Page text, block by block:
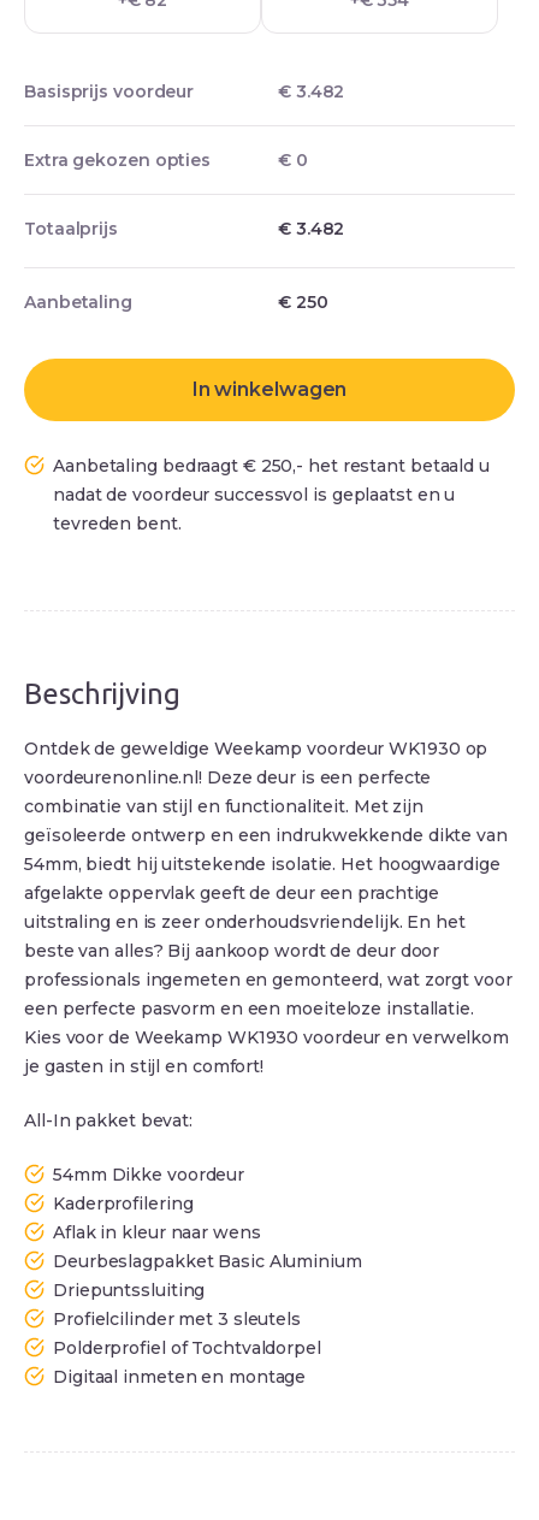
Basisprijs voordeur € 3.482
Extra gekozen opties € 0
Totaalprijs € 3.482
Aanbetaling €250
In winkelwagen
Aanbetaling bedraagt € 250,- het restant betaald u
nadat de voordeur successvol is geplaatst en u
tevreden bent.
Beschrijving
Ontdek de geweldige Weekamp voordeur WK1930 op
voordeurenonline.nl! Deze deur is een perfecte
combinatie van stijl en functionaliteit. Met zijn
geïsoleerde ontwerp en een indrukwekkende dikte van
54mm, biedt hij uitstekende isolatie. Het hoogwaardige
afgelakte oppervlak geeft de deur een prachtige
uitstraling en is zeer onderhoudsvriendelijk. En het
beste van alles? Bij aankoop wordt de deur door
professionals ingemeten en gemonteerd, wat zorgt voor
een perfecte pasvorm en een moeiteloze installatie.
Kies voor de Weekamp WK1930 voordeur en verwelkom
je gasten in stijl en comfort!
All-In pakket bevat:
54mm Dikke voordeur
Kaderprofilering
Aflak in kleur naar wens
Deurbeslagpakket Basic Aluminium
Driepuntssluiting
Profielcilinder met 3 sleutels
Polderprofiel of Tochtvaldorpel
Digitaal inmeten en montage